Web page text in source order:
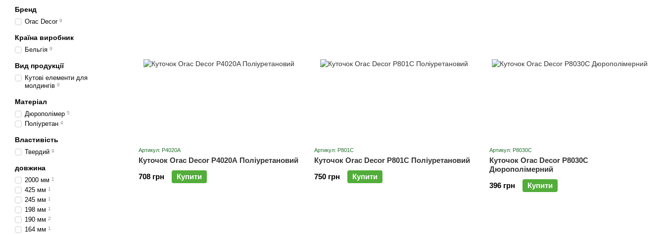
Артикул: P4020A
Куточок Orac Decor P4020A Поліуретановий
708 грн
Купити
Артикул: P801C
Куточок Orac Decor P801C Поліуретановий
750 грн
Купити
Артикул: P8030C
Куточок Orac Decor P8030C
Дюрополімерний
396 грн
Купити
Бренд
Orac Decor 9
Країна виробник
Бельгія 9
Вид продукції
Кутові елементи для
молдингів 9
Матеріал
Дюрополімер 5
Поліуретан 4
Властивість
Твердий 9
довжина
2000 мм 1
425 мм 1
245 мм 1
198 мм 1
190 мм 2
164 мм 1